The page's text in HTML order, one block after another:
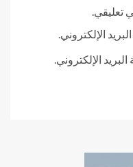
تعليقي.
الإلكتروني.
الإلكتروني.